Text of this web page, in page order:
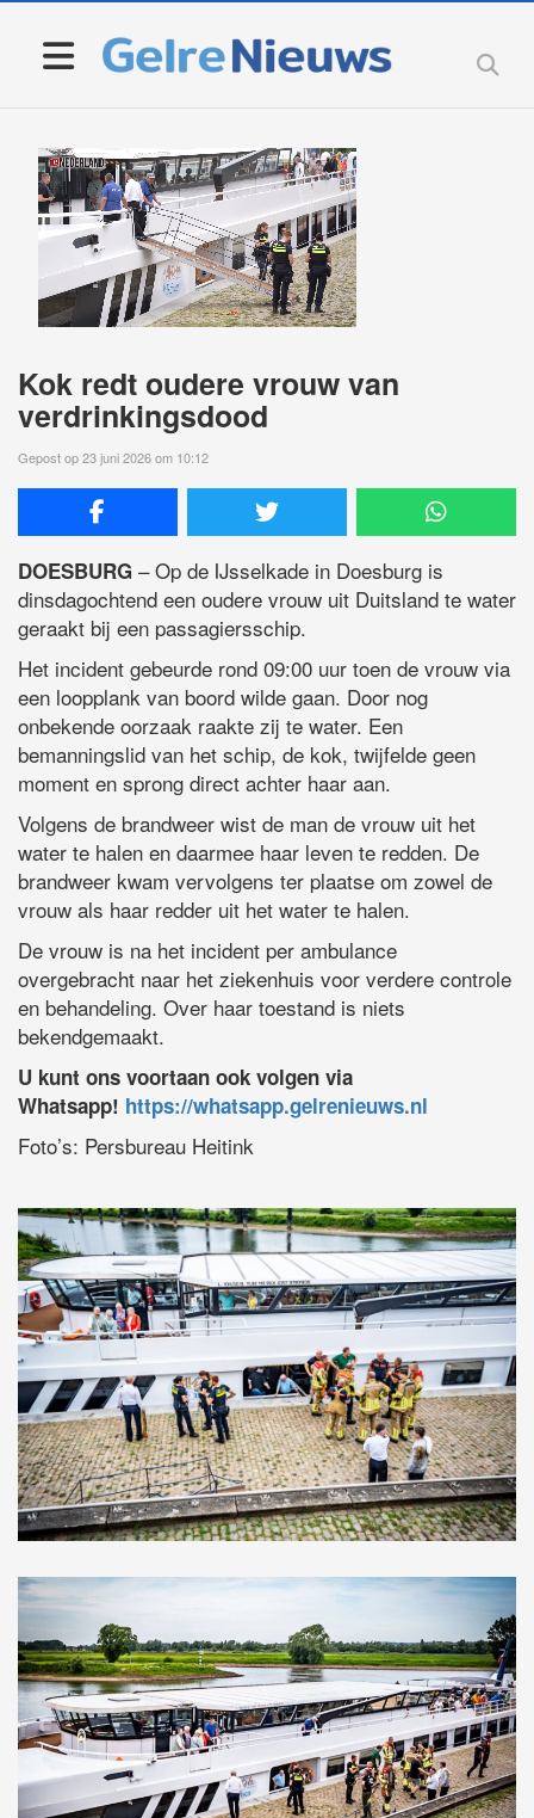
Kok redt oudere vrouw van
verdrinkingsdood
Gepost op 23 juni 2026 om 10:12
DOESBURG – Op de IJsselkade in Doesburg is
dinsdagochtend een oudere vrouw uit Duitsland te water
geraakt bij een passagiersschip.
Het incident gebeurde rond 09:00 uur toen de vrouw via
een loopplank van boord wilde gaan. Door nog
onbekende oorzaak raakte zij te water. Een
bemanningslid van het schip, de kok, twijfelde geen
moment en sprong direct achter haar aan.
Volgens de brandweer wist de man de vrouw uit het
water te halen en daarmee haar leven te redden. De
brandweer kwam vervolgens ter plaatse om zowel de
vrouw als haar redder uit het water te halen.
De vrouw is na het incident per ambulance
overgebracht naar het ziekenhuis voor verdere controle
en behandeling. Over haar toestand is niets
bekendgemaakt.
U kunt ons voortaan ook volgen via
Whatsapp! https://whatsapp.gelrenieuws.nl
Foto’s: Persbureau Heitink